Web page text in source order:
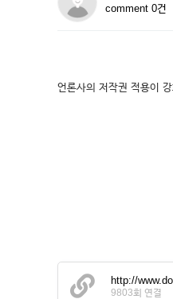
comment 0건
언론사의 저작권 적용이
http://
9803회 연결